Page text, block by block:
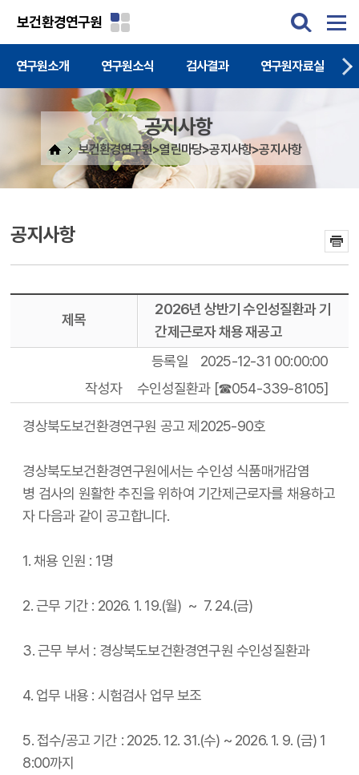
보건환경연구원
연구원소개 연구원소식 검사결과 연구원자료실
공지사항
보건환경연구원>열린마당>공지사항>공지사항
공지사항
제목
2026년 상반기 수인성질환과 기
간제근로자 채용 재공고
등록일
2025-12-31 00:00:00
작성자
수인성질환과 [☎054-339-8105]
경상북도보건환경연구원 공고 제2025-90호
경상북도보건환경연구원에서는 수인성 식품매개감염
병 검사의 원활한 추진을 위하여 기간제근로자를 채용하고
자 다음과 같이 공고합니다.
1. 채용 인원 : 1명
2. 근무 기간 : 2026. 1. 19.(월) ~ 7. 24.(금)
3. 근무 부서 : 경상북도보건환경연구원 수인성질환과
4. 업무 내용 : 시험검사 업무 보조
5. 접수/공고 기간 : 2025. 12. 31.(수) ~ 2026. 1. 9. (금) 1
8:00까지